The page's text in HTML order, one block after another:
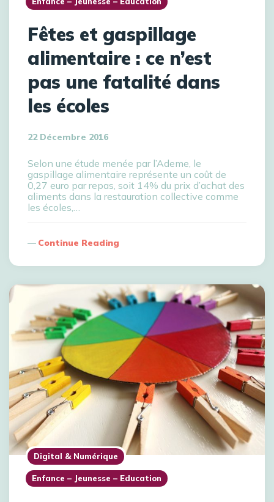
Fêtes et gaspillage
alimentaire : ce n’est
pas une fatalité dans
les écoles
22 Décembre 2016
Selon une étude menée par l’Ademe, le
gaspillage alimentaire représente un coût de
0,27 euro par repas, soit 14% du prix d’achat des
aliments dans la restauration collective comme
les écoles,…
Continue Reading
Digital & Numérique
Enfance – Jeunesse – Education